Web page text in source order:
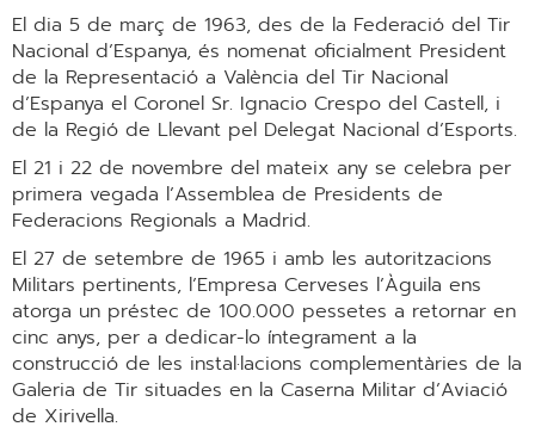
El dia 5 de març de 1963, des de la Federació del Tir
Nacional d’Espanya, és nomenat oficialment President
de la Representació a València del Tir Nacional
d’Espanya el Coronel Sr. Ignacio Crespo del Castell, i
de la Regió de Llevant pel Delegat Nacional d’Esports.
El 21 i 22 de novembre del mateix any se celebra per
primera vegada l’Assemblea de Presidents de
Federacions Regionals a Madrid.
El 27 de setembre de 1965 i amb les autoritzacions
Militars pertinents, l’Empresa Cerveses l’Àguila ens
atorga un préstec de 100.000 pessetes a retornar en
cinc anys, per a dedicar-lo íntegrament a la
construcció de les instal·lacions complementàries de la
Galeria de Tir situades en la Caserna Militar d’Aviació
de Xirivella.